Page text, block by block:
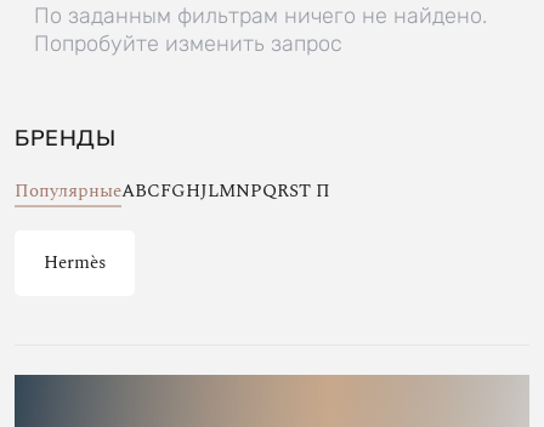
По заданным фильтрам ничего не найдено.
Попробуйте изменить запрос
БРЕНДЫ
ПопулярныеABCFGHJLMNPQRST П
Hermès